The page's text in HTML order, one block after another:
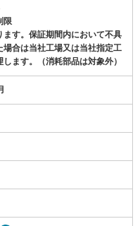
限
ます。保証期間内において不具
場合は当社工場又は当社指定工
ます。（消耗部品は対象外）